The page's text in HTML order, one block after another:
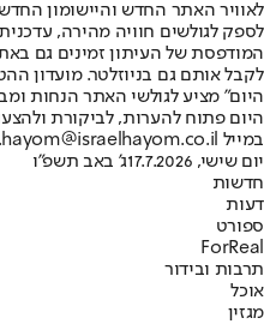
לאוויר האתר החדש והיישומון
לספק לגולשים חוויה מהירה,
המודפסת של העיתון זמינים גם
לקבל אותם גם בניוזלטר. מועדון
היום" מציע לגולשי האתר הנחות
היום פתוח להערות, לביקורת
במייל hayom@israelhayom.co.il.
יום שישי, 17.7.2026
ג' באב תשפ"ו
חדשות
דעות
ספורט
ForReal
תרבות ובידור
אוכל
מגזין